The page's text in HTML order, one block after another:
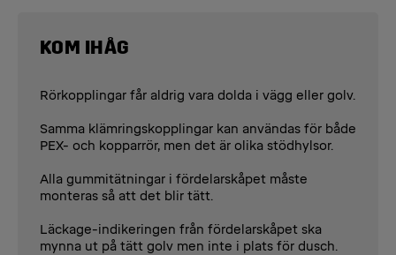
KOM IHÅG
Rörkopplingar får aldrig vara dolda i vägg eller golv.
Samma klämringskopplingar kan användas för både
PEX- och kopparrör, men det är olika stödhylsor.
Alla gummitätningar i fördelarskåpet måste
monteras så att det blir tätt.
Läckage-indikeringen från fördelarskåpet ska
mynna ut på tätt golv men inte i plats för dusch.